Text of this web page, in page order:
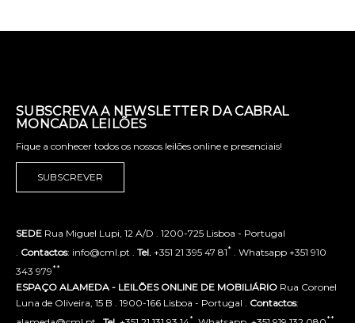
SUBSCREVA A NEWSLETTER DA CABRAL
MONCADA LEILÕES
Fique a conhecer todos os nossos leilões online e presenciais!
SUBSCREVER
SEDE Rua Miguel Lupi, 12 A/D . 1200-725 Lisboa - Portugal
Contactos: info@cml.pt . Tel. +351 21 395 47 81* . Whatsapp +351 910
343 979**
ESPAÇO ALAMEDA - LEILÕES ONLINE DE MOBILIÁRIO Rua Coronel
Luna de Oliveira, 15 B . 1900-166 Lisboa - Portugal . Contactos:
* **